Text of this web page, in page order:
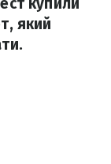
який